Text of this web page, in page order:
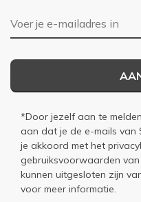
E-mailadres
*Door jezelf aan te
aan dat je de e-mails van
je akkoord met het
gebruiksvoorwaarden
kunnen uitgesloten zijn
voor meer informatie.